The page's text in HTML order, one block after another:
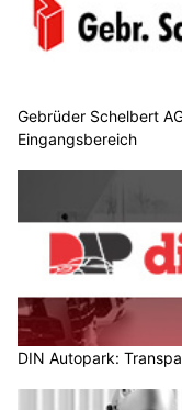
Gebrüder Schelbert
Eingangsbereich
DIN Autopark: